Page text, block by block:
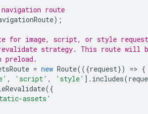
route
);
for image, script, or style
strategy. This route will
preload.
= new Route(({request}) => {
, 'script' , 'style' ]. includes(
({
assets'